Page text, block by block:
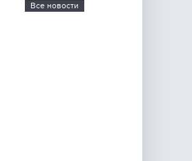
Все новости